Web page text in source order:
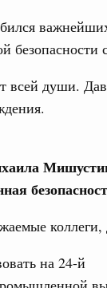
всей души.
коллеги,
на 24-й
топлива
по
жилья
труда и
по